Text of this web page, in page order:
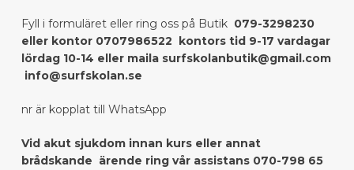
Fyll i formuläret eller ring oss på Butik 079-3298230
eller kontor 0707986522 kontors tid 9-17 vardagar
lördag 10-14 eller maila surfskolanbutik@gmail.com
info@surfskolan.se
nr är kopplat till WhatsApp
Vid akut sjukdom innan kurs eller annat
brådskande ärende ring vår assistans 070-798 65